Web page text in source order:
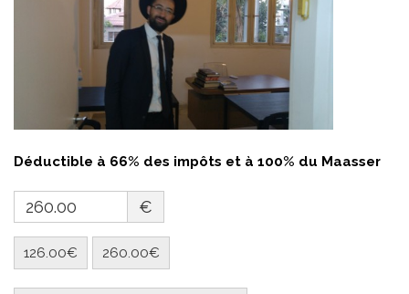
Déductible à 66% des impôts et à 100% du Maasser
€
126.00€ 260.00€